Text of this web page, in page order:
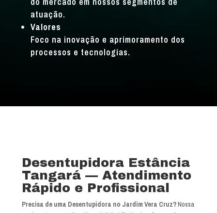
atuação.
Valores
Foco na inovação e aprimoramento dos
processos e tecnologias.
Desentupidora Estância
Tangará — Atendimento
Rápido e Profissional
Precisa de uma Desentupidora no Jardim Vera Cruz?Nossa